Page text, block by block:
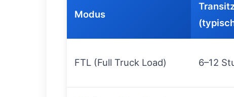
Modus
FTL (Full Truck Load) 6–12